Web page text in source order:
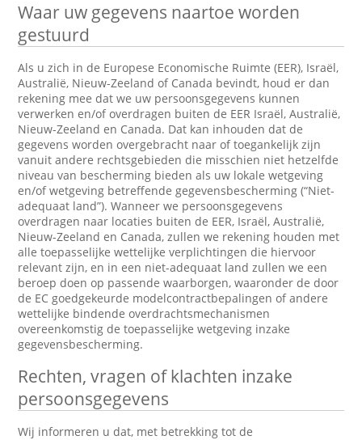
Waar uw gegevens naartoe worden
gestuurd
Als u zich in de Europese Economische Ruimte (EER), Israël,
Australië, Nieuw-Zeeland of Canada bevindt, houd er dan
rekening mee dat we uw persoonsgegevens kunnen
verwerken en/of overdragen buiten de EER Israël, Australië,
Nieuw-Zeeland en Canada. Dat kan inhouden dat de
gegevens worden overgebracht naar of toegankelijk zijn
vanuit andere rechtsgebieden die misschien niet hetzelfde
niveau van bescherming bieden als uw lokale wetgeving
en/of wetgeving betreffende gegevensbescherming (“Niet-
adequaat land”). Wanneer we persoonsgegevens
overdragen naar locaties buiten de EER, Israël, Australië,
Nieuw-Zeeland en Canada, zullen we rekening houden met
alle toepasselijke wettelijke verplichtingen die hiervoor
relevant zijn, en in een niet-adequaat land zullen we een
beroep doen op passende waarborgen, waaronder de door
de EC goedgekeurde modelcontractbepalingen of andere
wettelijke bindende overdrachtsmechanismen
overeenkomstig de toepasselijke wetgeving inzake
gegevensbescherming.
Rechten, vragen of klachten inzake
persoonsgegevens
Wij informeren u dat, met betrekking tot de